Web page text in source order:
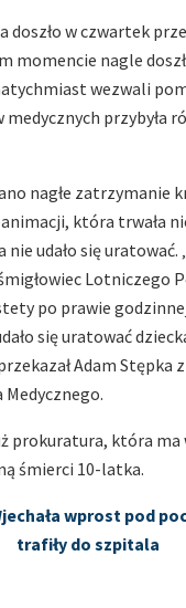
doszło w czwartek
momencie nagle
wezwali
przybyła
nagłe zatrzymanie
która trwała
nie udało się uratować.
Lotniczego
po prawie
się uratować
Adam Stępka
prokuratura, która ma
śmierci 10-latka.
wprost pod
trafiły do szpitala